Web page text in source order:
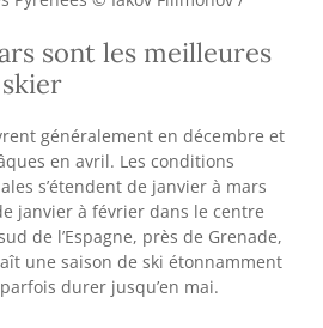
sont les meilleures
généralement en décembre et
en avril. Les conditions
s’étendent de janvier à mars
janvier à février dans le centre
de l’Espagne, près de Grenade,
une saison de ski étonnamment
durer jusqu’en mai.